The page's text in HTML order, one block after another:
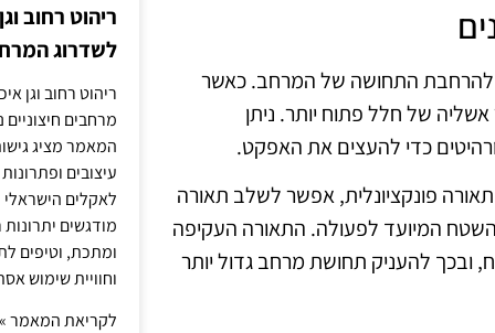
להרחבת התחושה של המרחב. כאשר
של חלל פתוח יותר. ניתן
כדי להעצים את האפקט.
פונקציונלית, אפשר לשלב תאורה
המיועד לפעולה. התאורה העקיפה
ובכך להעניק תחושת מרחב גדול יותר
ריהוט רחוב
לשדרוג
ריהוט רחוב וגן
מרחבים חיצוניים
המאמר מציג
עיצובים
לאקלים הישראלי
מודגשים
ומתכת, וטיפים
וחוויית שימוש
לקריאת המאמר »